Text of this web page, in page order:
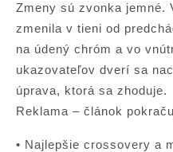
Zmeny sú zvonka jemné.
zmenila v tieni od
na údený chróm a vo
ukazovateľov dverí sa
úprava, ktorá sa zhoduje.
Reklama – článok
• Najlepšie crossovery a